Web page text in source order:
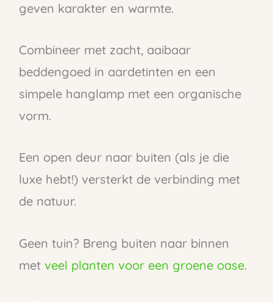
geven karakter en warmte.
Combineer met zacht, aaibaar
beddengoed in aardetinten en een
simpele hanglamp met een organische
vorm.
Een open deur naar buiten (als je die
luxe hebt!) versterkt de verbinding met
de natuur.
Geen tuin? Breng buiten naar binnen
met veel planten voor een groene oase.